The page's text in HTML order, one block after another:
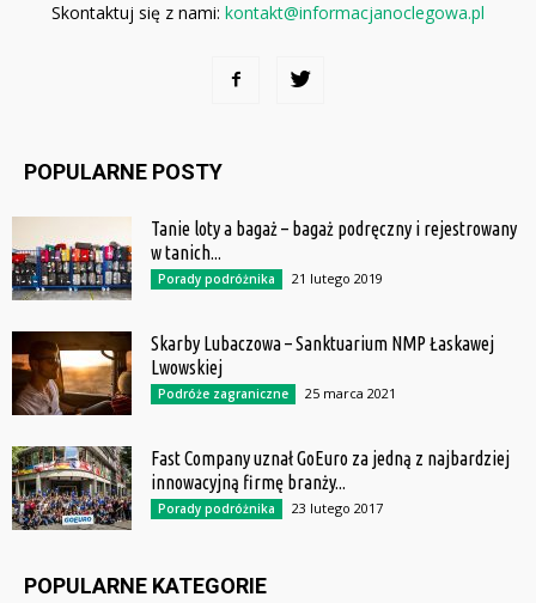
Skontaktuj się z nami: kontakt@informacjanoclegowa.pl
POPULARNE POSTY
Tanie loty a bagaż – bagaż podręczny i rejestrowany
w tanich...
Porady podróżnika 21 lutego 2019
Skarby Lubaczowa – Sanktuarium NMP Łaskawej
Lwowskiej
Podróże zagraniczne 25 marca 2021
Fast Company uznał GoEuro za jedną z najbardziej
innowacyjną firmę branży...
Porady podróżnika 23 lutego 2017
POPULARNE KATEGORIE